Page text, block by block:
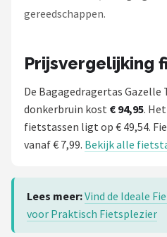
gereedschappen.
Prijsvergelijking
De Bagagedragertas
donkerbruin kost € 94,95.
fietstassen ligt op € 49,54.
vanaf € 7,99. Bekijk alle
Lees meer:Vind de Ideale
voor Praktisch Fietsplezier